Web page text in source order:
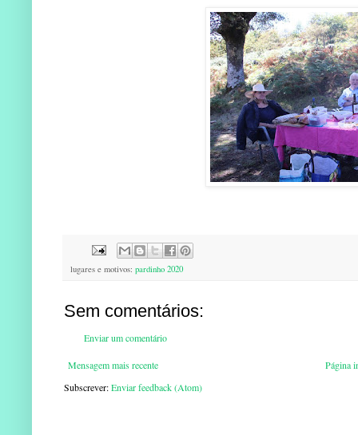
lugares e motivos: pardinho 2020
Sem comentários:
Enviar um comentário
Mensagem mais recente
Página
Subscrever:Enviar feedback (Atom)